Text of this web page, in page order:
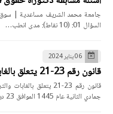
جامعة محمد الشريف مساعدية | سوق
السؤال 01: (10 نقاط): مدى انطب…
06 يناير 2024
قانون رقم 23-21 يتعلق بالغابات والثروات الغابية PDF
جمادي الثانية عام 1445 الموافق 23 ديسم…